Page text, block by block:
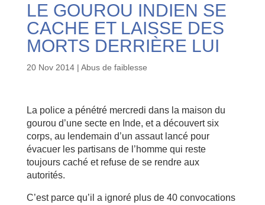
LE GOUROU INDIEN SE
CACHE ET LAISSE DES
MORTS DERRIÈRE LUI
20 Nov 2014| Abus de faiblesse
La police a pénétré mercredi dans la maison du
gourou d’une secte en Inde, et a découvert six
corps, au lendemain d’un assaut lancé pour
évacuer les partisans de l’homme qui reste
toujours caché et refuse de se rendre aux
autorités.
C’est parce qu’il a ignoré plus de 40 convocations